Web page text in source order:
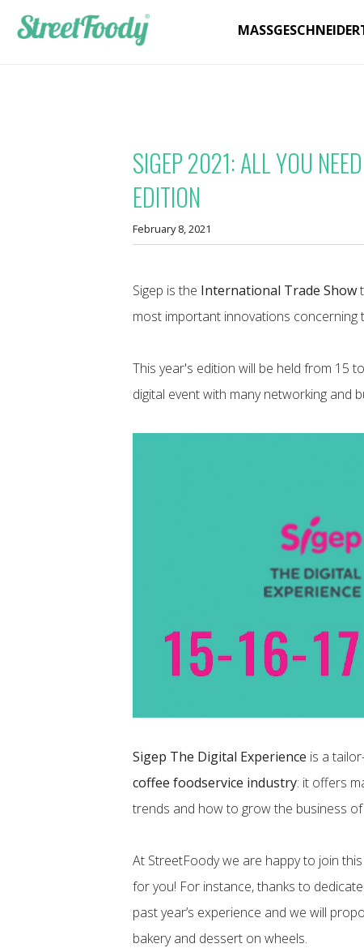
SIGEP 2021: ALL YOU
EDITION
February 8, 2021
Sigep is the International Trade Show
most important innovations
This year's edition will be held from 15
digital event with many networking and
Sigep The Digital Experience is a
coffee foodservice industry: it offers
trends and how to grow the business
At StreetFoody we are happy to join
for you! For instance, thanks to
past year’s experience and we will
bakery and dessert on wheels.